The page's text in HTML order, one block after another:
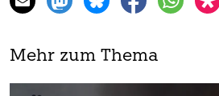
Mehr zum Thema